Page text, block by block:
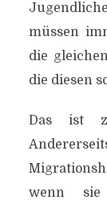
müssen
die
die diesen
Das ist
wenn sie